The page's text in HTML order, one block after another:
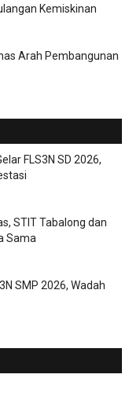
Kemiskinan
Arah Pembangunan
FLS3N SD 2026,
STIT Tabalong dan
Sama
SMP 2026, Wadah